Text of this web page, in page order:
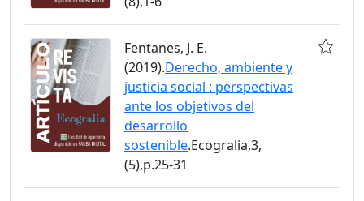
Fentanes, J. E.
(2019).Derecho, ambiente y
justicia social : perspectivas
ante los objetivos del
desarrollo
sostenible.Ecogralia,3,
(5),p.25-31